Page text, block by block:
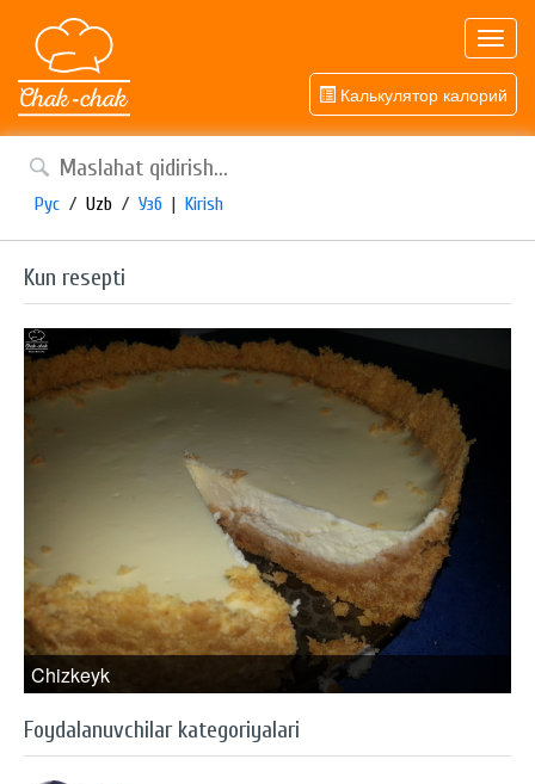
Калькулятор калорий
Рус / Uzb / Узб | Kirish
Kun resepti
Chizkeyk
Foydalanuvchilar kategoriyalari